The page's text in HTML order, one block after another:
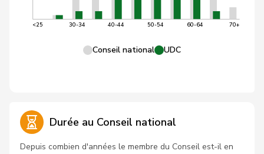
<25 30-34 40-44 50-54 60-64 70+
Conseil national UDC
Durée au Conseil national
Depuis combien d'années le membre du Conseil est-il en